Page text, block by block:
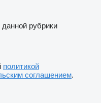
рубрики
политикой
соглашением.